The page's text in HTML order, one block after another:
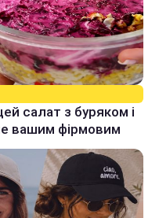
салат з буряком і
вашим фірмовим